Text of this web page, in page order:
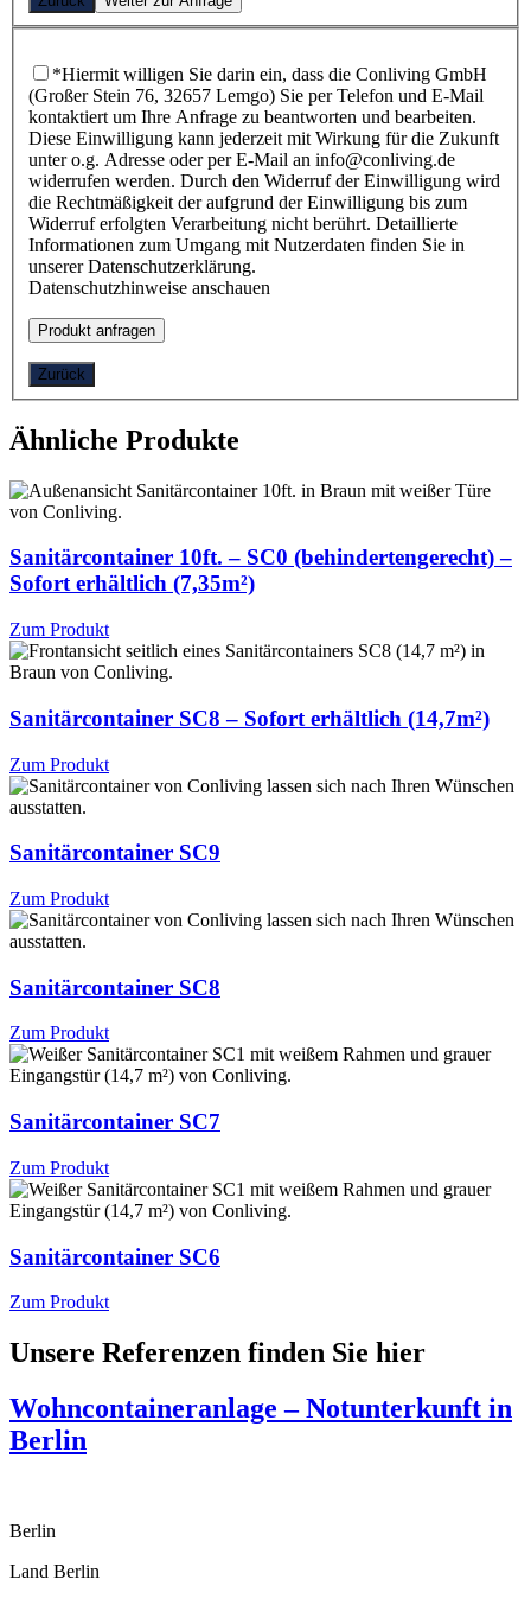
*Hiermit willigen Sie darin ein, dass die Conliving GmbH
(Großer Stein 76, 32657 Lemgo) Sie per Telefon und E-Mail
kontaktiert um Ihre Anfrage zu beantworten und bearbeiten.
Diese Einwilligung kann jederzeit mit Wirkung für die Zukunft
unter o.g. Adresse oder per E-Mail an info@conliving.de
widerrufen werden. Durch den Widerruf der Einwilligung wird
die Rechtmäßigkeit der aufgrund der Einwilligung bis zum
Widerruf erfolgten Verarbeitung nicht berührt. Detaillierte
Informationen zum Umgang mit Nutzerdaten finden Sie in
unserer Datenschutzerklärung.
Datenschutzhinweise anschauen
Zurück
Ähnliche Produkte
Sanitärcontainer 10ft. – SC0 (behindertengerecht) –
Sofort erhältlich (7,35m²)
Zum Produkt
Sanitärcontainer SC8 – Sofort erhältlich (14,7m²)
Zum Produkt
Sanitärcontainer SC9
Zum Produkt
Sanitärcontainer SC8
Zum Produkt
Sanitärcontainer SC7
Zum Produkt
Sanitärcontainer SC6
Zum Produkt
Unsere Referenzen finden Sie hier
Wohncontaineranlage – Notunterkunft in
Berlin
Berlin
Land Berlin